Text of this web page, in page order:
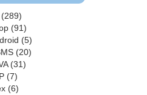
(289)
(91)
(5)
(20)
(31)
(7)
(6)